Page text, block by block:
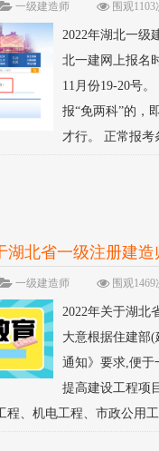
一级建造师 围观1103
2022年湖北一级
北一建网上报名
11月份19-20号
报“免两科”的，
才行。 正常报考
湖北省一级注册建
一级建造师 围观1469
2022年关于湖北
大意根据住建部
通知》要求,便于
提高建设工程项
程、机电工程、市政公用